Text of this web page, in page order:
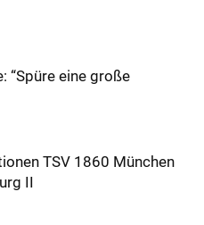
“Spüre eine große
TSV 1860 München
II